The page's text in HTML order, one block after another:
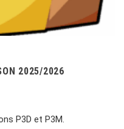
2025/2026
P3D et P3M.